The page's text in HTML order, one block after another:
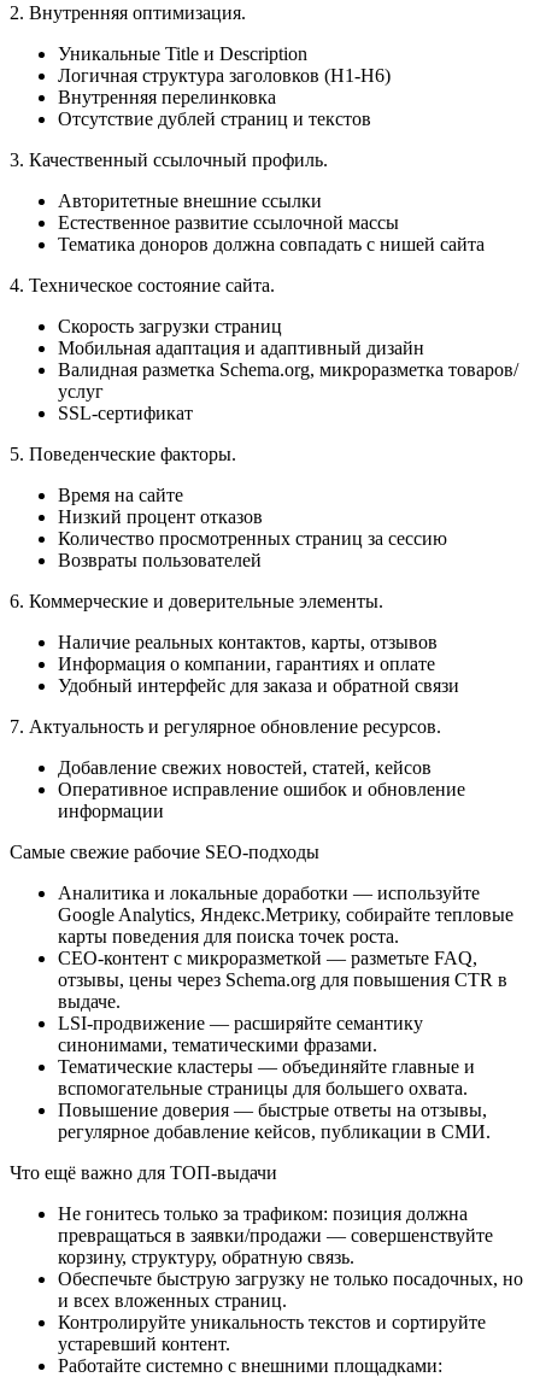
2. Внутренняя оптимизация.
Уникальные Title и Description
Логичная структура заголовков (H1-H6)
Внутренняя перелинковка
Отсутствие дублей страниц и текстов
3. Качественный ссылочный профиль.
Авторитетные внешние ссылки
Естественное развитие ссылочной массы
Тематика доноров должна совпадать с нишей сайта
4. Техническое состояние сайта.
Скорость загрузки страниц
Мобильная адаптация и адаптивный дизайн
Валидная разметка Schema.org, микроразметка товаров/
услуг
SSL-сертификат
5. Поведенческие факторы.
Время на сайте
Низкий процент отказов
Количество просмотренных страниц за сессию
Возвраты пользователей
6. Коммерческие и доверительные элементы.
Наличие реальных контактов, карты, отзывов
Информация о компании, гарантиях и оплате
Удобный интерфейс для заказа и обратной связи
7. Актуальность и регулярное обновление ресурсов.
Добавление свежих новостей, статей, кейсов
Оперативное исправление ошибок и обновление
информации
Самые свежие рабочие SEO-подходы
Аналитика и локальные доработки — используйте
Google Analytics, Яндекс.Метрику, собирайте тепловые
карты поведения для поиска точек роста.
СЕО-контент с микроразметкой — разметьте FAQ,
отзывы, цены через Schema.org для повышения CTR в
выдаче.
LSI-продвижение — расширяйте семантику
синонимами, тематическими фразами.
Тематические кластеры — объединяйте главные и
вспомогательные страницы для большего охвата.
Повышение доверия — быстрые ответы на отзывы,
регулярное добавление кейсов, публикации в СМИ.
Что ещё важно для ТОП-выдачи
Не гонитесь только за трафиком: позиция должна
превращаться в заявки/продажи — совершенствуйте
корзину, структуру, обратную связь.
Обеспечьте быструю загрузку не только посадочных, но
и всех вложенных страниц.
Контролируйте уникальность текстов и сортируйте
устаревший контент.
Работайте системно с внешними площадками: